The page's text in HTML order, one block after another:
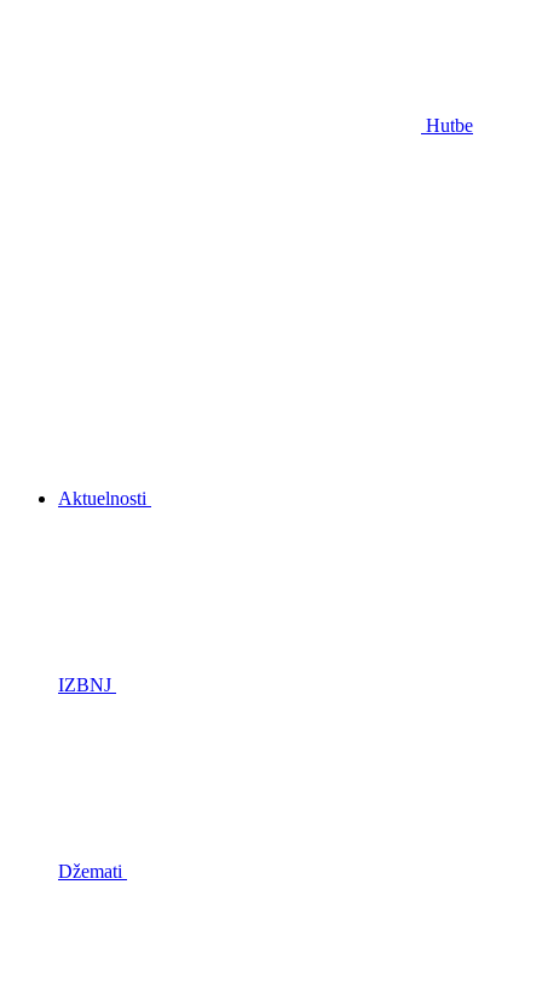
Hutbe
Aktuelnosti
IZBNJ
Džemati